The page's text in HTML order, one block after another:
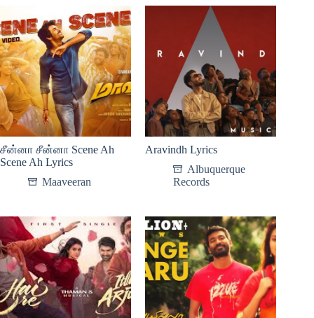
சீன்னா சீன்னா Scene Ah
Scene Ah Lyrics
Maaveeran
Aravindh Lyrics
Albuquerque
Records